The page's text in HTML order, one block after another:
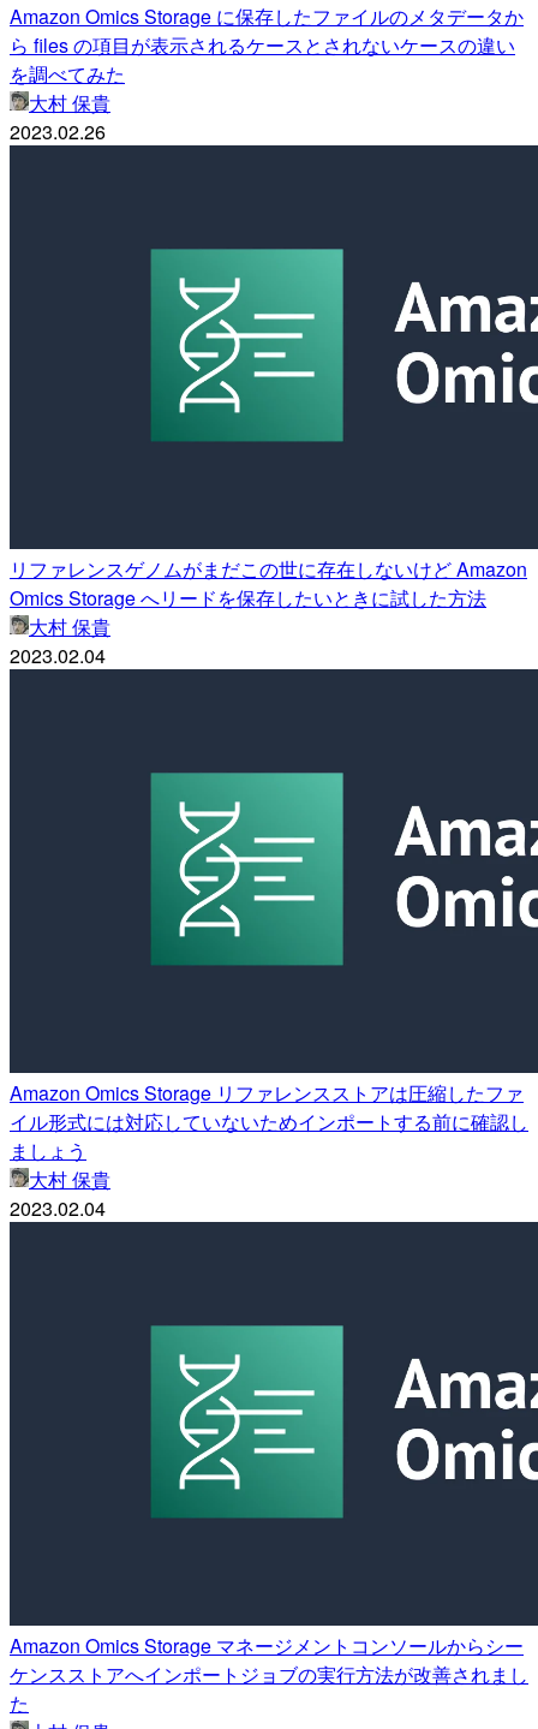
Amazon Omics Storage に保存したファイルのメタデータか
ら files の項目が表示されるケースとされないケースの違い
を調べてみた
大村 保貴
2023.02.26
リファレンスゲノムがまだこの世に存在しないけど Amazon
Omics Storage へリードを保存したいときに試した方法
大村 保貴
2023.02.04
Amazon Omics Storage リファレンスストアは圧縮したファ
イル形式には対応していないためインポートする前に確認し
ましょう
大村 保貴
2023.02.04
Amazon Omics Storage マネージメントコンソールからシー
ケンスストアへインポートジョブの実行方法が改善されまし
た